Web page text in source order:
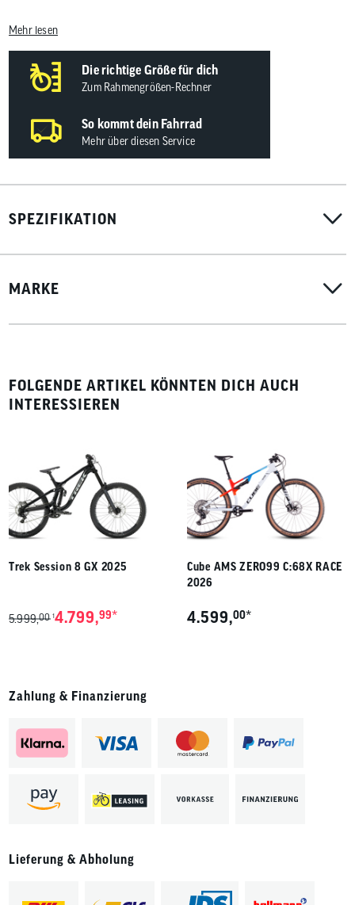
Mehr lesen
Die richtige Größe für dich
Zum Rahmengrößen-Rechner
So kommt dein Fahrrad
Mehr über diesen Service
SPEZIFIKATION
MARKE
FOLGENDE ARTIKEL KÖNNTEN DICH AUCH
INTERESSIEREN
Trek Session 8 GX 2025
5.999,00 14.799,99*
Cube AMS ZERO99 C:68X RACE
2026
4.599,00*
Zahlung & Finanzierung
Lieferung & Abholung